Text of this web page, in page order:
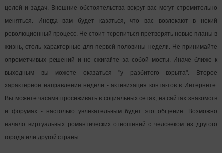
целей и задач. Внешние обстоятельства вокруг вас могут стремительно
меняться. Иногда вам будет казаться, что вас вовлекают в некий
революционный процесс. Не стоит торопиться претворять новые планы в
жизнь, столь характерные для первой половины недели. Не принимайте
опрометчивых решений и не сжигайте за собой мосты. Иначе ближе к
выходным вы можете оказаться "у разбитого корыта". Второе
характерное направление недели - активизация контактов в Интернете.
Вы можете часами просиживать в социальных сетях, на сайтах знакомств
и форумах - настолько увлекательным будет это общение. Возможно
начало виртуальных романтических отношений с человеком из другого
города или другой страны.